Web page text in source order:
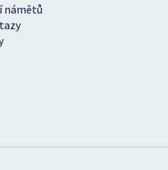
námětů